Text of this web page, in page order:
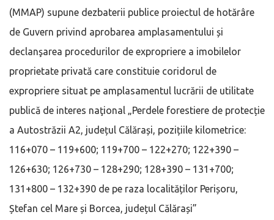
(MMAP) supune dezbaterii publice proiectul de hotărâre
de Guvern privind aprobarea amplasamentului și
declanşarea procedurilor de expropriere a imobilelor
proprietate privată care constituie coridorul de
expropriere situat pe amplasamentul lucrării de utilitate
publică de interes naţional „Perdele forestiere de protecție
a Autostrăzii A2, județul Călărași, pozițiile kilometrice:
116+070 – 119+600; 119+700 – 122+270; 122+390 –
126+630; 126+730 – 128+290; 128+390 – 131+700;
131+800 – 132+390 de pe raza localităților Perișoru,
Ștefan cel Mare și Borcea, județul Călărași”